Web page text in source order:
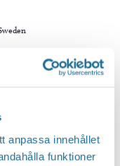
anpassa innehållet
funktioner
Nästa